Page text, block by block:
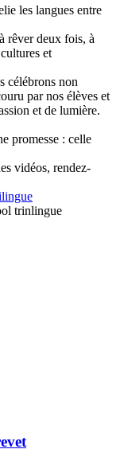
les langues entre
rêver deux fois, à
et
célébrons non
par nos élèves et
et de lumière.
promesse : celle
vidéos, rendez-
trinlingue